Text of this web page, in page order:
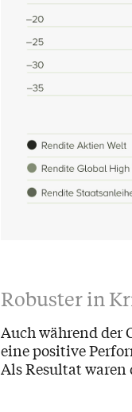
Robuster in
Auch während der
eine positive
Als Resultat